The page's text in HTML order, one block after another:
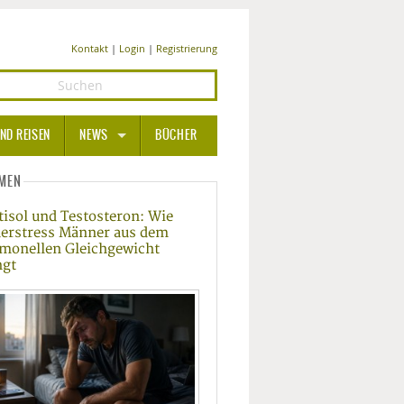
Kontakt| Login | Registrierung
REISEN NEWS
MEDIZIN UND PHARMA
ERNÄHRUNG
BEAUTY UND PFLEGE
SPORT UND FITNESS
WELLNESS UND REISEN
BÜCHER
und Testosteron: Wie
Männer aus dem
Gleichgewicht